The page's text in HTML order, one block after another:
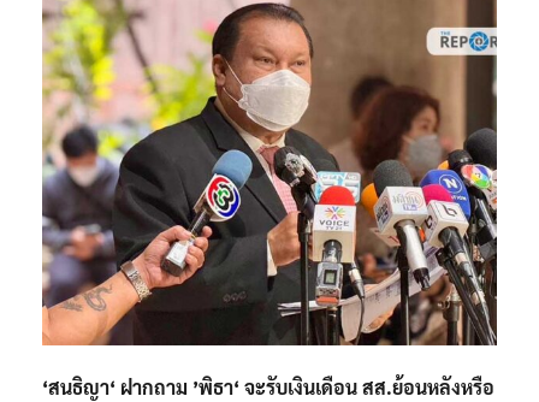
‘สนธิญา‘ ฝากถาม ’พิธา‘ จะรับเงินเดือน สส.ย้อนหลังหรือ